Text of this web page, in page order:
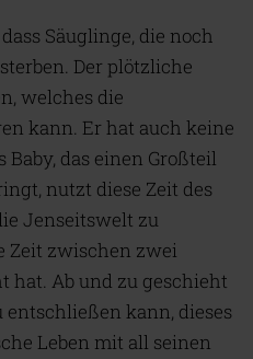
Säuglinge, die noch
Der plötzliche
welches die
kann. Er hat auch keine
das einen Großteil
nutzt diese Zeit des
Jenseitswelt zu
Zeit zwischen zwei
hat. Ab und zu geschieht
entschließen kann, dieses
Leben mit all seinen